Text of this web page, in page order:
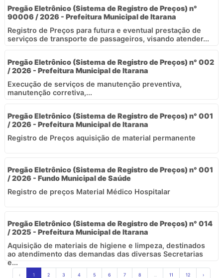
Pregão Eletrônico (Sistema de Registro de Preços) n°
90006 / 2026 - Prefeitura Municipal de Itarana
Registro de Preços para futura e eventual prestação de
serviços de transporte de passageiros, visando atender...
Pregão Eletrônico (Sistema de Registro de Preços) n° 002
/ 2026 - Prefeitura Municipal de Itarana
Execução de serviços de manutenção preventiva,
manutenção corretiva,...
Pregão Eletrônico (Sistema de Registro de Preços) n° 001
/ 2026 - Prefeitura Municipal de Itarana
Registro de Preços aquisição de material permanente
Pregão Eletrônico (Sistema de Registro de Preços) n° 001
/ 2026 - Fundo Municipal de Saúde
Registro de preços Material Médico Hospitalar
Pregão Eletrônico (Sistema de Registro de Preços) n° 014
/ 2025 - Prefeitura Municipal de Itarana
Aquisição de materiais de higiene e limpeza, destinados
ao atendimento das demandas das diversas Secretarias
e...
‹ 1 2 3 4 5 6 7 8 11 12 ›